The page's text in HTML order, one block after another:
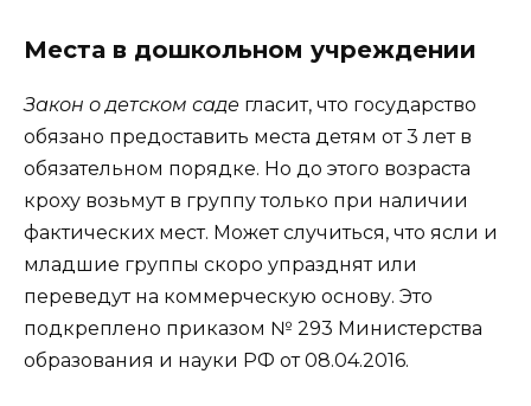
Места в дошкольном учреждении
Закон о детском саде гласит, что государство
обязано предоставить места детям от 3 лет в
обязательном порядке. Но до этого возраста
кроху возьмут в группу только при наличии
фактических мест. Может случиться, что ясли и
младшие группы скоро упразднят или
переведут на коммерческую основу. Это
подкреплено приказом № 293 Министерства
образования и науки РФ от 08.04.2016.